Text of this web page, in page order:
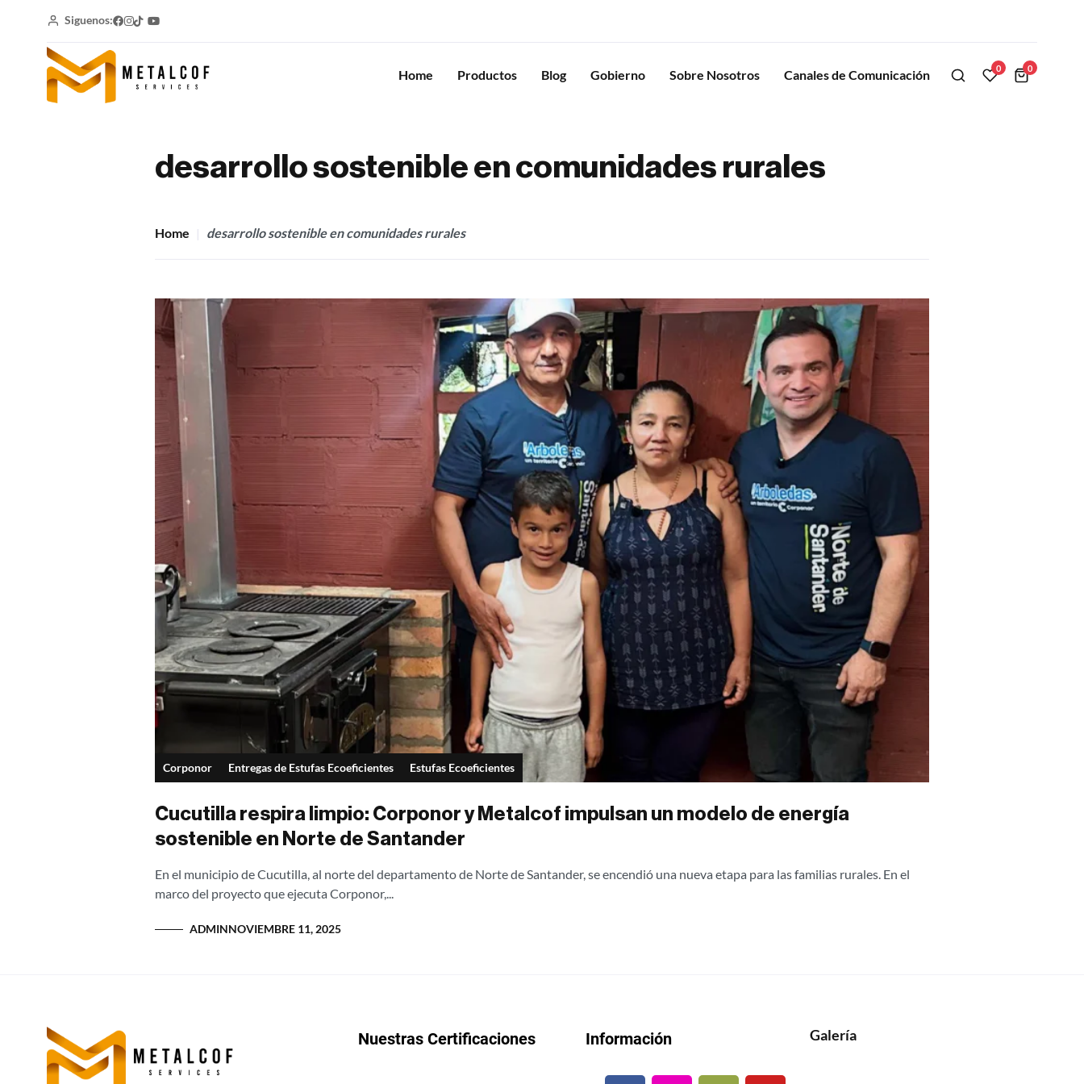
Siguenos:
Home Productos Blog Gobierno Sobre Nosotros Canales de Comunicación 0 0
desarrollo sostenible en comunidades rurales
Home desarrollo sostenible en comunidades rurales
Corponor Entregas de Estufas Ecoeficientes Estufas Ecoeficientes
Cucutilla respira limpio: Corponor y Metalcof impulsan un modelo de energía
sostenible en Norte de Santander
En el municipio de Cucutilla, al norte del departamento de Norte de Santander, se encendió una nueva etapa para las familias rurales. En el
marco del proyecto que ejecuta Corponor,...
ADMINNOVIEMBRE 11, 2025
Nuestras Certificaciones Información Galería